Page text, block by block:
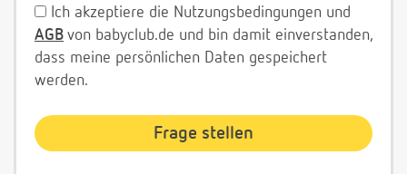
Ich akzeptiere die Nutzungsbedingungen und
AGB von babyclub.de und bin damit einverstanden,
dass meine persönlichen Daten gespeichert
werden.